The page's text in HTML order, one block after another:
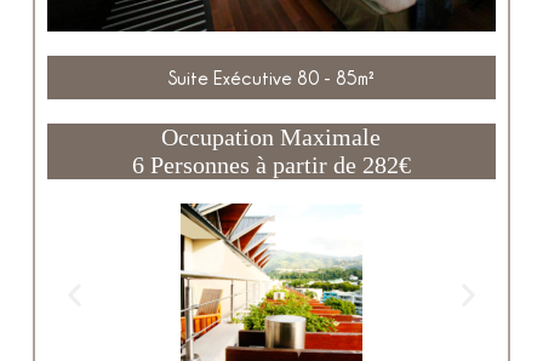
Suite Exécutive 80 - 85m²
Occupation Maximale
6 Personnes à partir de 282€